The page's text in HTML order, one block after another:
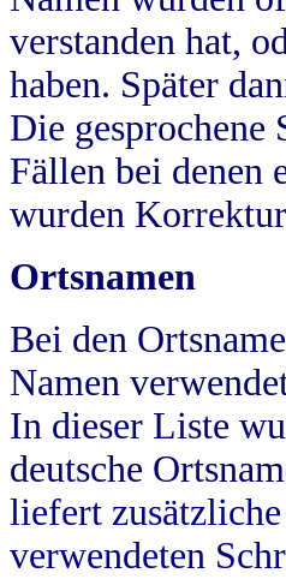
verstanden hat,
haben. Später
Die
Fällen bei denen
wurden
Ortsnamen
Bei den
Namen
In dieser Liste
deutsche
liefert
verwendeten